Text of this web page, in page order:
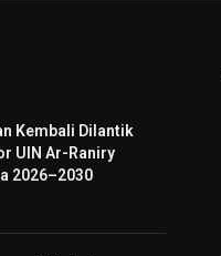
Kembali Dilantik
UIN Ar-Raniry
2026–2030